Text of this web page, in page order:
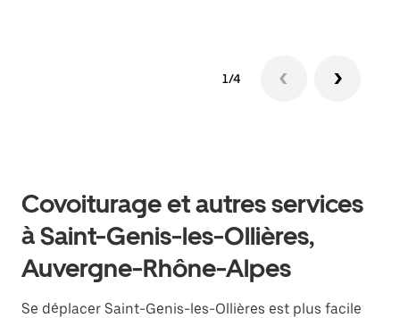
1/4
Covoiturage et autres services
à Saint-Genis-les-Ollières,
Auvergne-Rhône-Alpes
Se déplacer Saint-Genis-les-Ollières est plus facile